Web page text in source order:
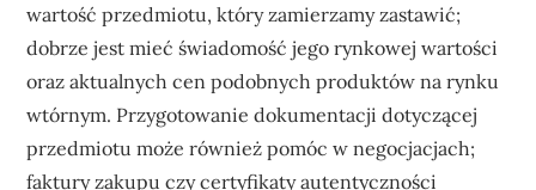
wartość przedmiotu, który zamierzamy zastawić;
dobrze jest mieć świadomość jego rynkowej wartości
oraz aktualnych cen podobnych produktów na rynku
wtórnym. Przygotowanie dokumentacji dotyczącej
przedmiotu może również pomóc w negocjacjach;
faktury zakupu czy certyfikaty autentyczności